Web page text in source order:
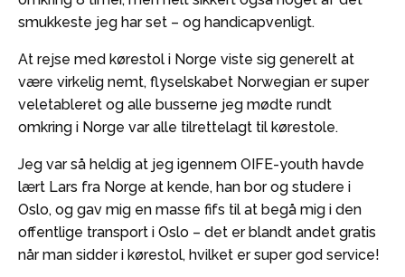
smukkeste jeg har set – og handicapvenligt.
At rejse med kørestol i Norge viste sig generelt at
være virkelig nemt, flyselskabet Norwegian er super
veletableret og alle busserne jeg mødte rundt
omkring i Norge var alle tilrettelagt til kørestole.
Jeg var så heldig at jeg igennem OIFE-youth havde
lært Lars fra Norge at kende, han bor og studere i
Oslo, og gav mig en masse fifs til at begå mig i den
offentlige transport i Oslo – det er blandt andet gratis
når man sidder i kørestol, hvilket er super god service!